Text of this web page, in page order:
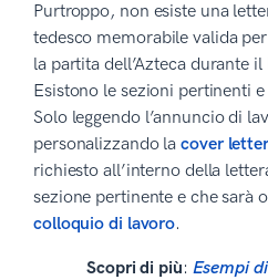
Purtroppo, non esiste una
tedesco memorabile valida
la partita dell’Azteca durante
Esistono le sezioni pertinenti
Solo leggendo l’annuncio di
personalizzando lacover letter
richiesto all’interno della
sezione pertinente e che sarà
colloquio di lavoro.
Scopri di più: Esempi